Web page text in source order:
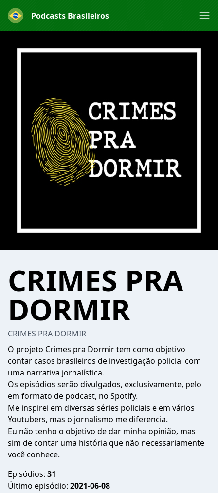
Podcasts Brasileiros
CRIMES PRA
DORMIR
CRIMES PRA DORMIR
O projeto Crimes pra Dormir tem como objetivo
contar casos brasileiros de investigação policial com
uma narrativa jornalística.
Os episódios serão divulgados, exclusivamente, pelo
em formato de podcast, no Spotify.
Me inspirei em diversas séries policiais e em vários
Youtubers, mas o jornalismo me diferencia.
Eu não tenho o objetivo de dar minha opinião, mas
sim de contar uma história que não necessariamente
você conhece.
Episódios: 31
Último episódio: 2021-06-08